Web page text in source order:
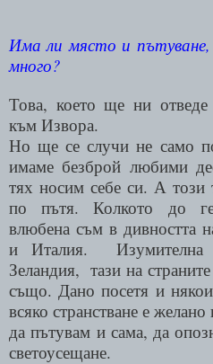
Има ли място и
много?
Това, което ще ни отведе
към Извора.
Но ще се случи не само
имаме безброй любими
тях носим себе си. А този
по пътя.Колкото до
влюбена съм в дивността
и Италия.
Зеландия, тази на
също. Дано посетя и
всяко странстване е
да пътувам и сама, да
светоусещане.